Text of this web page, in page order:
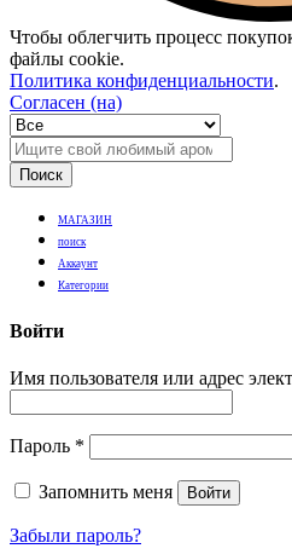
Чтобы облегчить процесс
файлы cookie.
Политика конфиденциальности.
Согласен (на)
Поиск
МАГАЗИН
поиск
Аккаунт
Категории
Войти
Имя пользователя или адрес
Пароль *
Запомнить меня Войти
Забыли пароль?